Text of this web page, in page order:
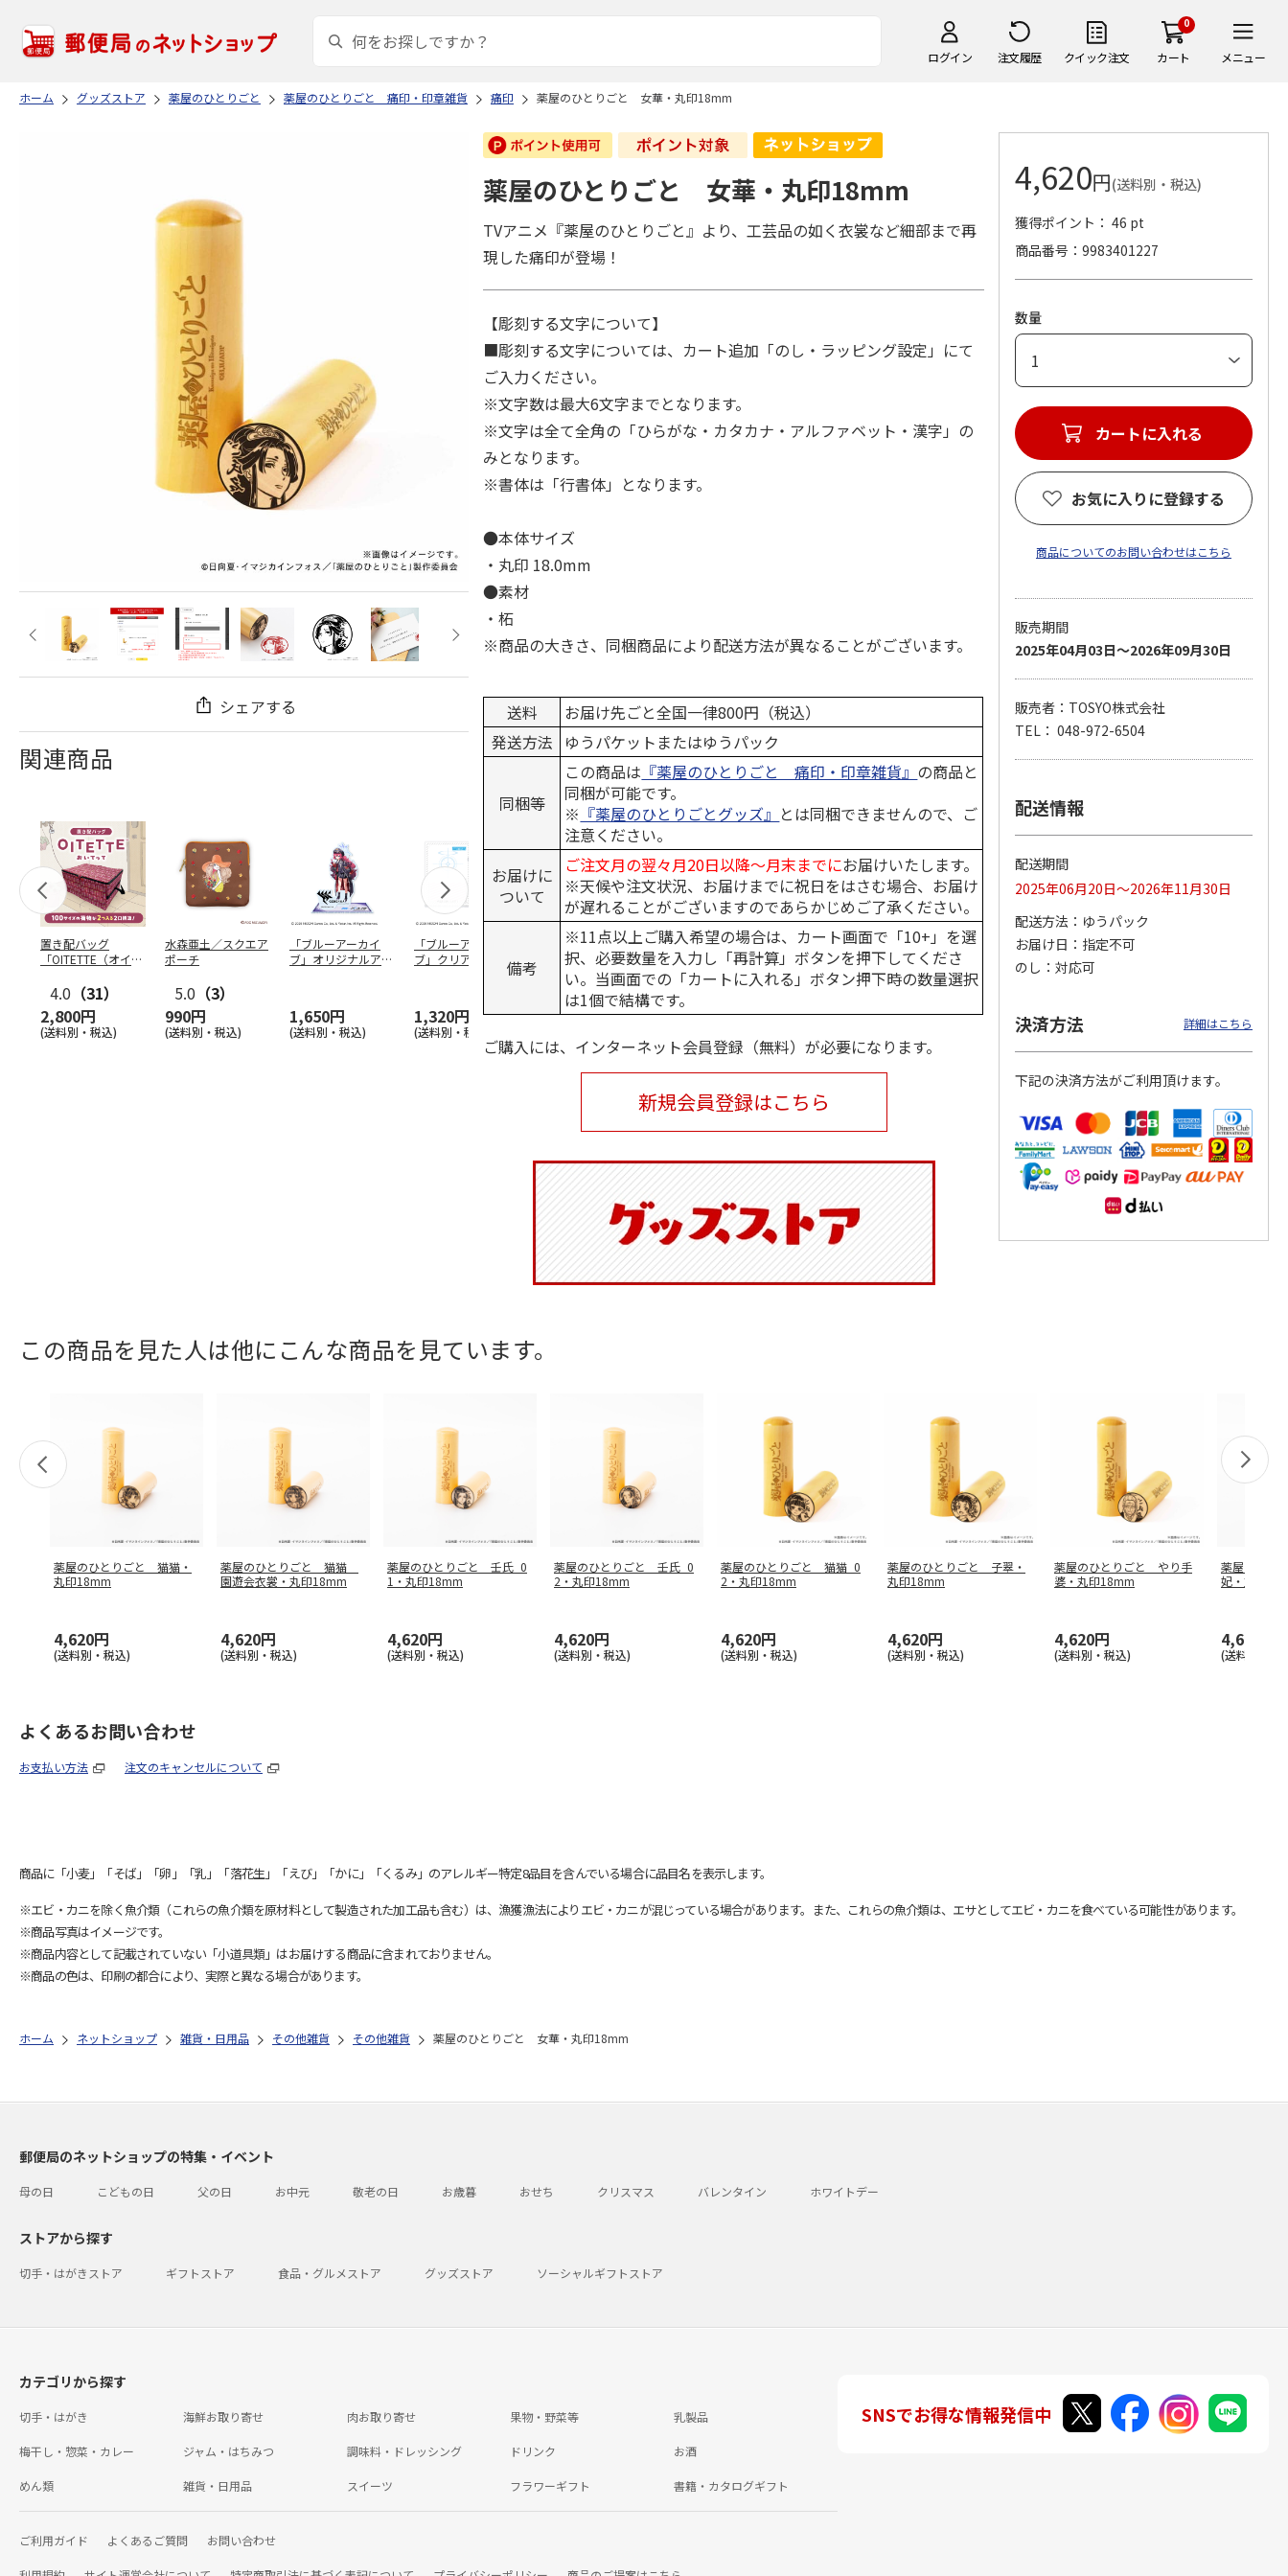
ログイン 注文履歴 クイック注文
0
カート メニュー
ホーム グッズストア 薬屋のひとりごと 薬屋のひとりごと 痛印・印章雑貨 痛印 薬屋のひとりごと 女華・丸印18mm
シェアする
関連商品
置き配バッグ
「OITETTE（オイテ
4.0 （31）
2,800円
(送料別・税込)
水森亜土／スクエア
ポーチ
5.0 （3）
990円
(送料別・税込)
「ブルーアーカイ
ブ」オリジナルアク
1,650円
(送料別・税込)
「ブルーアーカイ
ブ」クリアファイル
&ステッカーセット
1,320円
(送料別・税込)
アニメ『ジョジョの
奇妙な冒険 黄金の
風』チョコラータと
…
5.0（7）
1,969円
水森亜土／ステッカ
ーセット
600円
リラックマ／マルチ
ケース
5.0 （6）
1,100円
令和八年七月場所
優勝力士純金製小判
【安青錦】
605,000円
リラックマ／クリア
ファイル３点セット
750円
(送料別・税込)
3,300円
(送料別・税込)
薬屋のひとりごと 女華・丸印18mm
TVアニメ『薬屋のひとりごと』より、工芸品の如く衣裳など細部まで再
現した痛印が登場！
【彫刻する文字について】
■彫刻する文字については、カート追加「のし・ラッピング設定」にて
ご入力ください。
※文字数は最大6文字までとなります。
※文字は全て全角の「ひらがな・カタカナ・アルファベット・漢字」の
みとなります。
※書体は「行書体」となります。
●本体サイズ
・丸印 18.0mm
●素材
・柘
※商品の大きさ、同梱商品により配送方法が異なることがございます。
送料
お届け先ごと全国一律800円（税込）
発送方法
ゆうパケットまたはゆうパック
同梱等
この商品は 『薬屋のひとりごと 痛印・印章雑貨』 の商品と
同梱が可能です。
※ 『薬屋のひとりごとグッズ』 とは同梱できませんので、ご
注意ください。
お届けに
ついて
ご注文月の翌々月20日以降～月末までにお届けいたします。
※天候や注文状況、お届けまでに祝日をはさむ場合、お届け
が遅れることがございますのであらかじめご了承ください。
備考
※11点以上ご購入希望の場合は、カート画面で「10+」を選
択、必要数量を入力し「再計算」ボタンを押下してくださ
い。当画面での「カートに入れる」ボタン押下時の数量選択
は1個で結構です。
ご購入には、インターネット会員登録（無料）が必要になります。
新規会員登録はこちら
4,620円(送料別・税込)
獲得ポイント： 46 pt
商品番号
9983401227
数量
お気に入りに登録する
商品についてのお問い合わせはこちら
販売期間
2025年04月03日～2026年09月30日
販売者：TOSYO株式会社
TEL： 048-972-6504
配送情報
配送期間
2025年06月20日～2026年11月30日
配送方法
ゆうパック
お届け日
指定不可
のし
対応可
決済方法 詳細はこちら
下記の決済方法がご利用頂けます。
この商品を見た人は他にこんな商品を見ています。
薬屋のひとりごと 猫猫・
丸印18mm
4,620円
(送料別・税込)
薬屋のひとりごと 猫猫
園遊会衣裳・丸印18mm
4,620円
(送料別・税込)
薬屋のひとりごと 壬氏_0
1・丸印18mm
4,620円
(送料別・税込)
薬屋のひとりごと 壬氏_0
2・丸印18mm
4,620円
(送料別・税込)
薬屋のひとりごと 猫猫_0
2・丸印18mm
4,620円
(送料別・税込)
薬屋のひとりごと 子翠・
丸印18mm
4,620円
(送料別・税込)
薬屋のひとりごと やり手
婆・丸印18mm
4,620円
(送料別・税込)
薬屋のひと
妃・丸印
4,620円
(送料別・税
よくあるお問い合わせ
お支払い方法 注文のキャンセルについて
商品に「小麦」「そば」「卵」「乳」「落花生」「えび」「かに」「くるみ」のアレルギー特定8品目を含んでいる場合に品目名を表示します。
※エビ・カニを除く魚介類（これらの魚介類を原材料として製造された加工品も含む）は、漁獲漁法によりエビ・カニが混じっている場合があります。また、これらの魚介類は、エサとしてエビ・カニを食べている可能性があります。
※商品写真はイメージです。
※商品内容として記載されていない「小道具類」はお届けする商品に含まれておりません。
※商品の色は、印刷の都合により、実際と異なる場合があります。
ホーム ネットショップ 雑貨・日用品 その他雑貨 その他雑貨 薬屋のひとりごと 女華・丸印18mm
郵便局のネットショップの特集・イベント
母の日 こどもの日 父の日 お中元 敬老の日 お歳暮 おせち クリスマス バレンタイン ホワイトデー
ストアから探す
切手・はがきストア ギフトストア 食品・グルメストア グッズストア ソーシャルギフトストア
カテゴリから探す
切手・はがき 海鮮お取り寄せ 肉お取り寄せ 果物・野菜等 乳製品
梅干し・惣菜・カレー ジャム・はちみつ 調味料・ドレッシング ドリンク お酒
めん類 雑貨・日用品 スイーツ フラワーギフト 書籍・カタログギフト
ご利用ガイド よくあるご質問 お問い合わせ
SNSでお得な情報発信中